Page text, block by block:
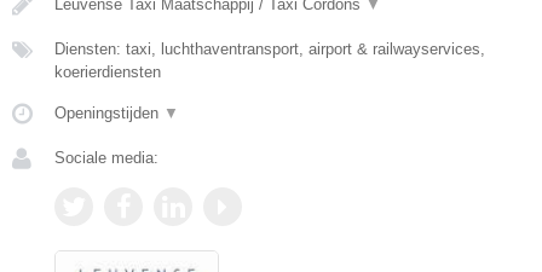
Leuvense Taxi Maatschappij / Taxi Cordons ▼
Diensten: taxi, luchthaventransport, airport & railwayservices,
koerierdiensten
Openingstijden ▼
Sociale media: